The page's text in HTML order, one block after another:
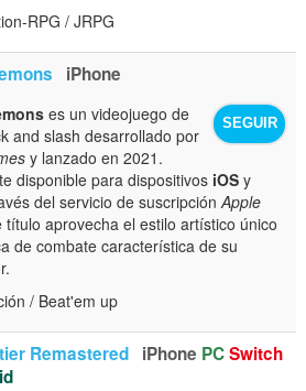
RPG / JRPG
iPhone
SEGUIR
es un videojuego de
and slash desarrollado por
y lanzado en 2021.
disponible para dispositivos iOS y
del servicio de suscripciónApple
título aprovecha el estilo artístico único
de combate característica de su
/ Beat'em up
Remastered iPhone PCSwitch